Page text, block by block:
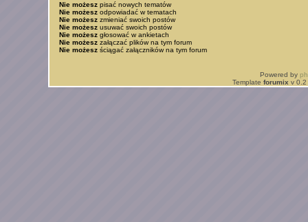
Nie możeszpisać nowych tematów
Nie możeszodpowiadać w tematach
Nie możeszzmieniać swoich postów
Nie możeszusuwać swoich postów
Nie możeszgłosować w ankietach
Nie możeszzałączać plików na tym forum
Nie możeszściągać załączników na tym forum
Powered by
Template forumix v 0.2